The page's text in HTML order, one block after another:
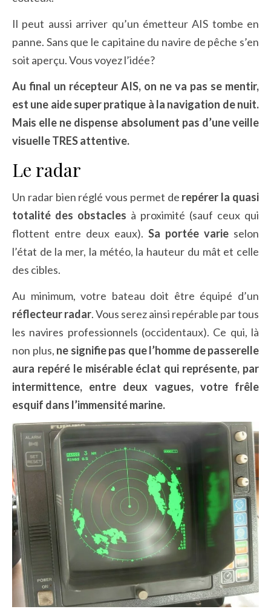
Il peut aussi arriver qu’un émetteur AIS tombe en
panne. Sans que le capitaine du navire de pêche s’en
soit aperçu. Vous voyez l’idée?
Au final un récepteur AIS, on ne va pas se mentir,
est une aide super pratique à la navigation de nuit.
Mais elle ne dispense absolument pas d’une veille
visuelle TRES attentive.
Le radar
Un radar bien réglé vous permet de repérer la quasi
totalité des obstacles à proximité (sauf ceux qui
flottent entre deux eaux). Sa portée varie selon
l’état de la mer, la météo, la hauteur du mât et celle
des cibles.
Au minimum, votre bateau doit être équipé d’un
réflecteur radar. Vous serez ainsi repérable par tous
les navires professionnels (occidentaux). Ce qui, là
non plus, ne signifie pas que l’homme de passerelle
aura repéré le misérable éclat qui représente, par
intermittence, entre deux vagues, votre frêle
esquif dans l’immensité marine.